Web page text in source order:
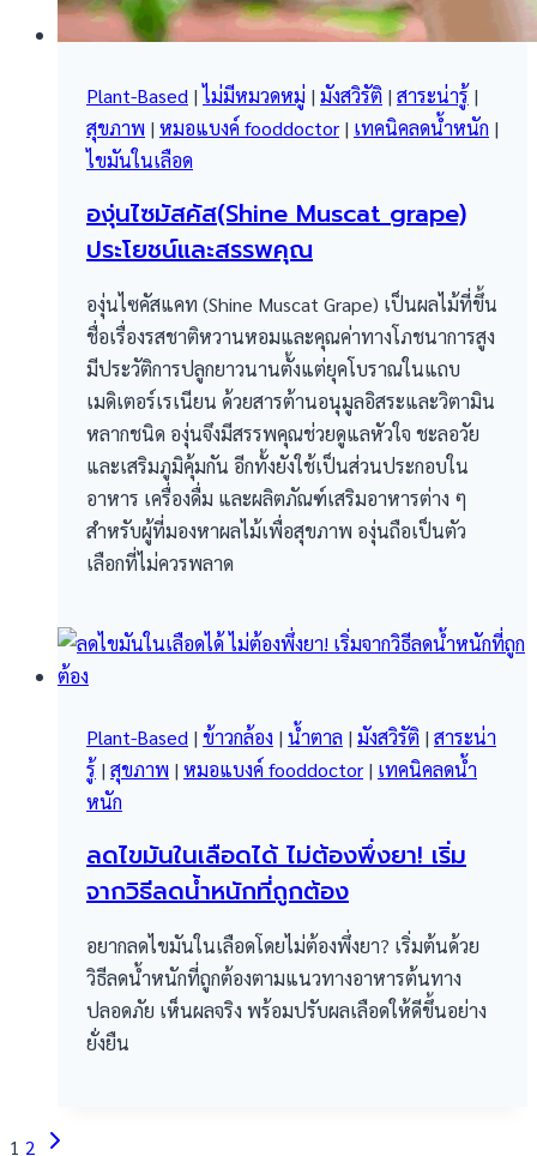
Plant-Based |ไม่มีหมวดหมู่ | มังสวิรัติ | สาระน่ารู้ |
สุขภาพ | หมอแบงค์ fooddoctor | เทคนิคลดน้ำหนัก |
ไขมันในเลือด
องุ่นไซมัสคัส(Shine Muscat grape)
ประโยชน์และสรรพคุณ
องุ่นไซคัสแคท (Shine Muscat Grape) เป็นผลไม้ที่ขึ้น
ชื่อเรื่องรสชาติหวานหอมและคุณค่าทางโภชนาการสูง
มีประวัติการปลูกยาวนานตั้งแต่ยุคโบราณในแถบ
เมดิเตอร์เรเนียน ด้วยสารต้านอนุมูลอิสระและวิตามิน
หลากชนิด องุ่นจึงมีสรรพคุณช่วยดูแลหัวใจ ชะลอวัย
และเสริมภูมิคุ้มกัน อีกทั้งยังใช้เป็นส่วนประกอบใน
อาหาร เครื่องดื่ม และผลิตภัณฑ์เสริมอาหารต่าง ๆ
สำหรับผู้ที่มองหาผลไม้เพื่อสุขภาพ องุ่นถือเป็นตัว
เลือกที่ไม่ควรพลาด
Plant-Based | ข้าวกล้อง | น้ำตาล | มังสวิรัติ | สาระน่า
รู้ | สุขภาพ | หมอแบงค์ fooddoctor | เทคนิคลดน้ำ
หนัก
ลดไขมันในเลือดได้ ไม่ต้องพึ่งยา! เริ่ม
จากวิธีลดน้ำหนักที่ถูกต้อง
อยากลดไขมันในเลือดโดยไม่ต้องพึ่งยา? เริ่มต้นด้วย
วิธีลดน้ำหนักที่ถูกต้องตามแนวทางอาหารต้นทาง
ปลอดภัย เห็นผลจริง พร้อมปรับผลเลือดให้ดีขึ้นอย่าง
ยั่งยืน
1 2
Next